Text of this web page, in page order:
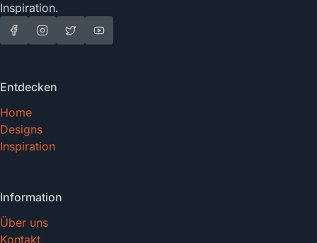
Inspiration.
Entdecken
Home
Designs
Inspiration
Information
Über uns
Kontakt